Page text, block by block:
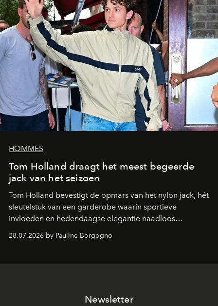
HOMMES
Tom Holland draagt het meest begeerde
jack van het seizoen
Tom Holland bevestigt de opmars van het nylon jack, hét
sleutelstuk van een garderobe waarin sportieve
invloeden en hedendaagse elegantie naadloos
samenkomen.
28.07.2026 by Pauline Borgogno
Newsletter